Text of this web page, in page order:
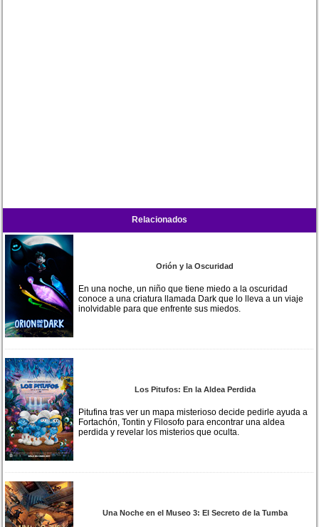
Relacionados
Orión y la Oscuridad
En una noche, un niño que tiene miedo a la oscuridad
conoce a una criatura llamada Dark que lo lleva a un viaje
inolvidable para que enfrente sus miedos.
Los Pitufos: En la Aldea Perdida
Pitufina tras ver un mapa misterioso decide pedirle ayuda a
Fortachón, Tontin y Filosofo para encontrar una aldea
perdida y revelar los misterios que oculta.
Una Noche en el Museo 3: El Secreto de la Tumba